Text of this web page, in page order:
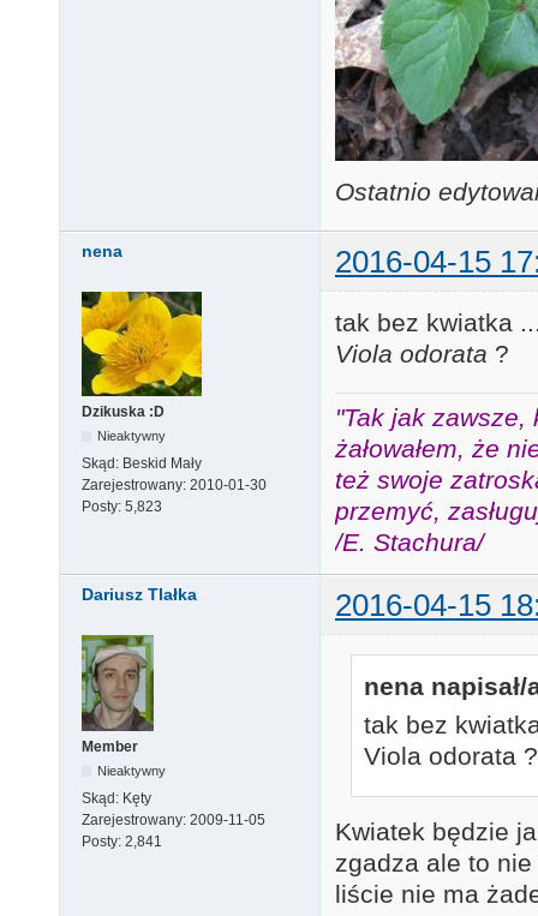
Ostatnio
nena 2016-04-15
Dzikuska :D
Nieaktywny
Skąd: Beskid Mały
Zarejestrowany: 2010-01-30
Posty: 5,823
tak bez kwiatka
Viola odorata ?
"Tak jak zawsze,
żałowałem, że
też swoje
przemyć,
/E. Stachura/
Dariusz Tlałka 2016-04-15
Member
Nieaktywny
Skąd: Kęty
Zarejestrowany: 2009-11-05
Posty: 2,841
nena napisał/
tak bez
Viola odorata ?
Kwiatek będzie
zgadza ale to
liście nie ma